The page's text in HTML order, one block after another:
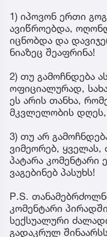
1) იპოვონ ერთი
ავიწროებდა,
იცნობდა და
ნიაზეც შეაფრინა!
2) თუ გამოჩნდება
ოფიციალურად,
ეს არის თანხა,
მკვლელობის დღეს,
3) თუ არ
ვიმეორებ,
პატარა
ვაგებინებ პასუხს!
P.S.
კომენტარი
სექსუალური
გადაკრულ